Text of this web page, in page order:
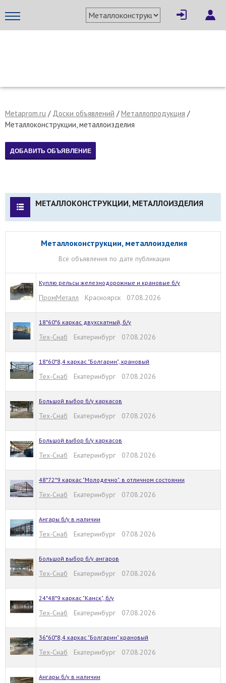
Metaprom.ru / Доски объявлений /Металлопродукция /
Металлоконструкции, металлоизделия
МЕТАЛЛОКОНСТРУКЦИИ, МЕТАЛЛОИЗДЕЛИЯ
Металлоконструкции, металлоизделия
Все объявления по дате публикации
Куплю рельсы железнодорожные и крановые б/у
ПромМеталл Красноярск 07.08.2026
18*60*6 каркас двухскатный, б/у
Тех-Снаб Екатеринбург 07.08.2026
18*60*8,4 каркас "Болгарин", крановый
Тех-Снаб Екатеринбург 07.08.2026
Большой выбор б/у каркасов
Тех-Снаб Екатеринбург 07.08.2026
Большой выбор б/у каркасов
Тех-Снаб Екатеринбург 07.08.2026
48*72*9 каркас "Молодечно". в отличном состоянии
Тех-Снаб Екатеринбург 07.08.2026
Ангары б/у в наличии
Тех-Снаб Екатеринбург 07.08.2026
Большой выбор б/у ангаров
Тех-Снаб Екатеринбург 07.08.2026
24*48*9 каркас "Канск", б/у
Тех-Снаб Екатеринбург 07.08.2026
36*60*8,4 каркас "Болгарин" крановый
Тех-Снаб Екатеринбург 07.08.2026
Ангары б/у в наличии